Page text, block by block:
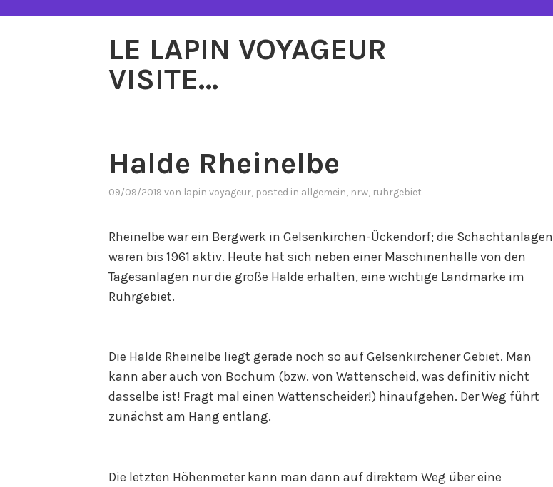
LE LAPIN VOYAGEUR
VISITE…
Halde Rheinelbe
09/09/2019 von lapin voyageur, posted in allgemein, nrw, ruhrgebiet
Rheinelbe war ein Bergwerk in Gelsenkirchen-Ückendorf; die Schachtanlagen
waren bis 1961 aktiv. Heute hat sich neben einer Maschinenhalle von den
Tagesanlagen nur die große Halde erhalten, eine wichtige Landmarke im
Ruhrgebiet.
Die Halde Rheinelbe liegt gerade noch so auf Gelsenkirchener Gebiet. Man
kann aber auch von Bochum (bzw. von Wattenscheid, was definitiv nicht
dasselbe ist! Fragt mal einen Wattenscheider!) hinaufgehen. Der Weg führt
zunächst am Hang entlang.
Die letzten Höhenmeter kann man dann auf direktem Weg über eine